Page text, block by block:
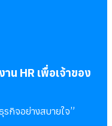
น HR เพื่อเจ้าของ
กิจอย่างสบายใจ”